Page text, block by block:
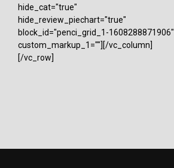
hide_cat="true"
hide_review_piechart="true"
block_id="penci_grid_1-1608288871906"
custom_markup_1=""][/vc_column]
[/vc_row]